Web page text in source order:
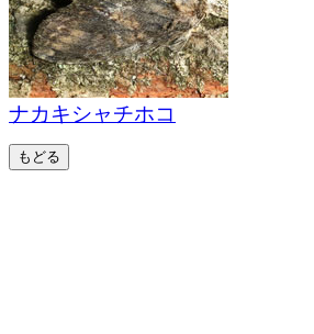
ナカキシャチホコ